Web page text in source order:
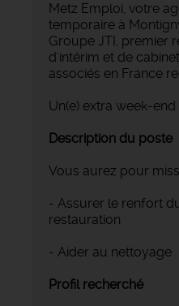
Metz Emploi, votre
temporaire à
Groupe JTI, premier
d'intérim et de
associés en France
Un(e) extra week-
Description du poste
Vous aurez pour
- Assurer le renfort
restauration
- Aider au nettoyage
Profil recherché